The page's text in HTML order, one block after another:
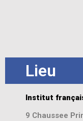
Lieu
Institut
9 Chaussee